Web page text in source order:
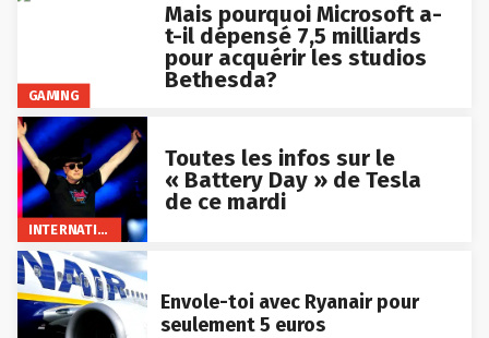
GAMING
Mais pourquoi Microsoft a-
t-il dépensé 7,5 milliards
pour acquérir les studios
Bethesda?
INTERNATIONAL
Toutes les infos sur le
« Battery Day » de Tesla
de ce mardi
Envole-toi avec Ryanair pour
seulement 5 euros